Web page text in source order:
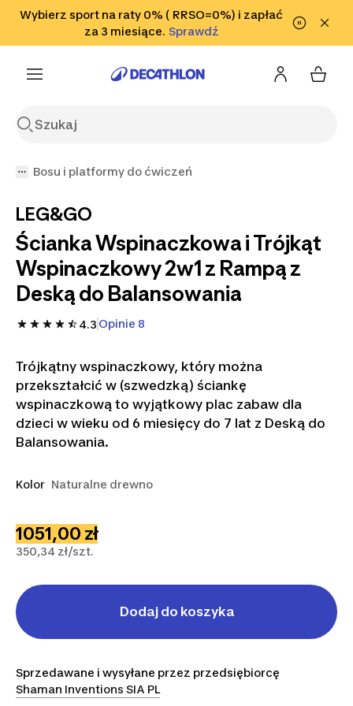
Przejdź do wyszukiwania Przejdź do treści
Przejdź
Wybierz sport na raty 0% ( RRSO=0%) i zapłać
za 3 miesiące. SprawdźSprawdź
Sprawdź
Bosu i platformy do ćwiczeń
LEG&GO
Ścianka Wspinaczkowa i Trójkąt
Wspinaczkowy 2w1 z Rampą z
Deską do Balansowania
4.3 Opinie 8
Trójkątny wspinaczkowy, który można
przekształcić w (szwedzką) ściankę
wspinaczkową to wyjątkowy plac zabaw dla
dzieci w wieku od 6 miesięcy do 7 lat z Deską do
Balansowania.
Kolor Naturalne drewno
1051,00 zł
350,34 zł/szt.
Dodaj do koszyka
Sprzedawane i wysyłane przez przedsiębiorcę
Shaman Inventions SIA PL